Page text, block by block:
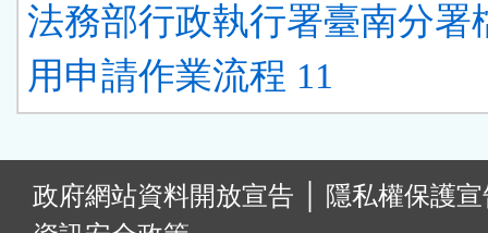
法務部行政執行署臺南分署
用申請作業流程 11
政府網站資料開放宣告
隱私權保護